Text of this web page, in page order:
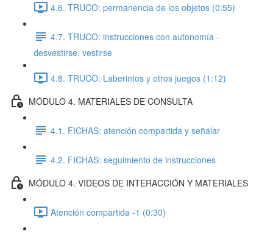
4.6. TRUCO: permanencia de los objetos (0:55)
4.7. TRUCO: instrucciones con autonomía -
desvestirse, vestirse
4.8. TRUCO: Laberintos y otros juegos (1:12)
MÓDULO 4. MATERIALES DE CONSULTA
4.1. FICHAS: atención compartida y señalar
4.2. FICHAS: seguimiento de instrucciones
MÓDULO 4. VIDEOS DE INTERACCIÓN Y MATERIALES
Atención compartida -1 (0:30)